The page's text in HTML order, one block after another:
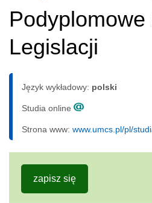
Podyplomowe
Legislacji
Język wykładowy: polski
Studia online
Strona www: www.umcs.pl/pl/
zapisz się